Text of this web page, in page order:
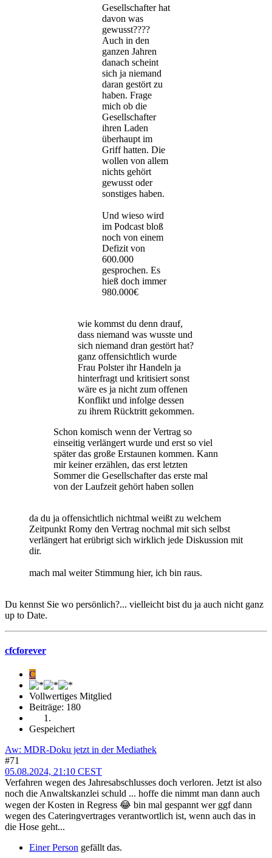
Gesellschafter hat
davon was
gewusst????
Auch in den
ganzen Jahren
danach scheint
sich ja niemand
daran gestört zu
haben. Frage
mich ob die
Gesellschafter
ihren Laden
überhaupt im
Griff hatten. Die
wollen von allem
nichts gehört
gewusst oder
sonstiges haben.
Und wieso wird
im Podcast bloß
noch von einem
Defizit von
600.000
gesprochen. Es
hieß doch immer
980.000€
wie kommst du denn drauf,
dass niemand was wusste und
sich niemand dran gestört hat?
ganz offensichtlich wurde
Frau Polster ihr Handeln ja
hinterfragt und kritisiert sonst
wäre es ja nicht zum offenen
Konflikt und infolge dessen
zu ihrem Rücktritt gekommen.
Schon komisch wenn der Vertrag so
einseitig verlängert wurde und erst so viel
später das große Erstaunen kommen. Kann
mir keiner erzählen, das erst letzten
Sommer die Gesellschafter das erste mal
von der Laufzeit gehört haben sollen
da du ja offensichtlich nichtmal weißt zu welchem
Zeitpunkt Romy den Vertrag nochmal mit sich selbst
verlängert hat erübrigt sich wirklich jede Diskussion mit
dir.
mach mal weiter Stimmung hier, ich bin raus.
Du kennst Sie wo persönlich?... vielleicht bist du ja auch nicht ganz
up to Date.
cfcforever
C
Vollwertiges Mitglied
Beiträge: 180
Gespeichert
Aw: MDR-Doku jetzt in der Mediathek
#71
05.08.2024, 21:10 CEST
Verfahren wegen des Jahresabschlusses doch verloren. Jetzt ist also
noch die Anwaltskanzlei schuld ... hoffe die nimmt man dann auch
wegen der Kosten in Regress 😂 bin mal gespannt wer ggf dann
wegen des Cateringvertrages verantwortlich ist, wenn auch das in
die Hose geht...
Einer Person gefällt das.